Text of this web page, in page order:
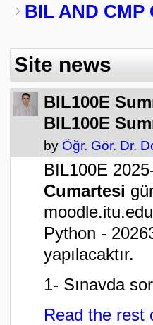
BIL AND CMP
Site news
BIL100E
BIL100E
by Öğr. Gör. Dr.
BIL100E
Cumartesi
Python -
yapılacaktır.
1- Sınavda
Read the rest